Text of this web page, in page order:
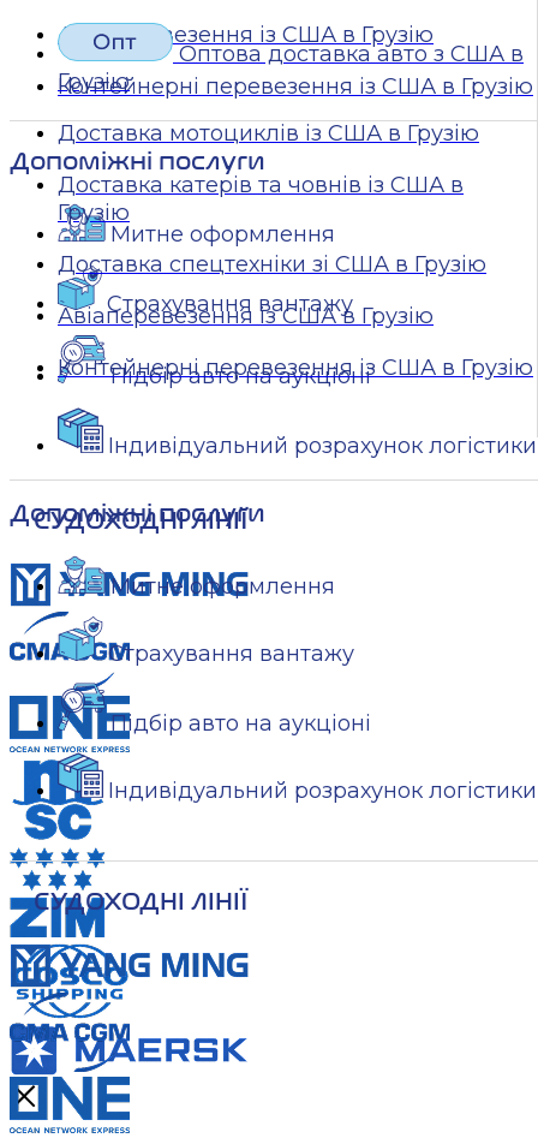
Оптова доставка авто з США в
Грузію
Доставка мотоциклів із США в Грузію
Доставка катерів та човнів із США в
Грузію
Доставка спецтехніки зі США в Грузію
Авіаперевезення із США в Грузію
Контейнерні перевезення із США в Грузію
Допоміжні послуги
Митне оформлення
Страхування вантажу
Підбір авто на аукціоні
Індивідуальний розрахунок логістики
СУДОХОДНІ ЛІНІЇ
Авіаперевезення із США в Грузію
Контейнерні перевезення із США в Грузію
Допоміжні послуги
Митне оформлення
Страхування вантажу
Підбір авто на аукціоні
Індивідуальний розрахунок логістики
СУДОХОДНІ ЛІНІЇ